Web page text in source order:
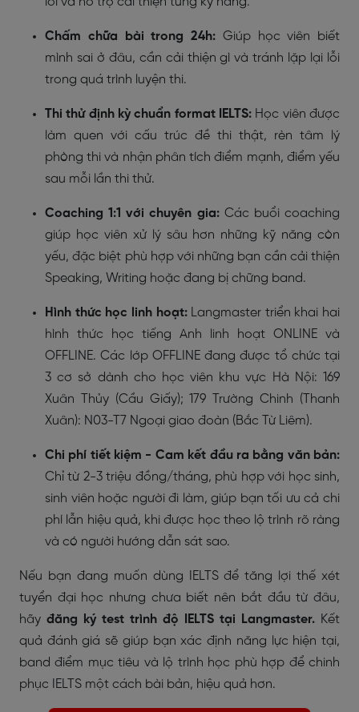
Chấm chữa bài trong 24h: Giúp học viên biết
mình sai ở đâu, cần cải thiện gì và tránh lặp lại lỗi
trong quá trình luyện thi.
Thi thử định kỳ chuẩn format IELTS: Học viên được
làm quen với cấu trúc đề thi thật, rèn tâm lý
phòng thi và nhận phân tích điểm mạnh, điểm yếu
sau mỗi lần thi thử.
Coaching 1:1 với chuyên gia:Các buổi coaching
giúp học viên xử lý sâu hơn những kỹ năng còn
yếu, đặc biệt phù hợp với những bạn cần cải thiện
Speaking, Writing hoặc đang bị chững band.
Hình thức học linh hoạt:Langmaster triển khai hai
hình thức học tiếng Anh linh hoạt ONLINE và
OFFLINE. Các lớp OFFLINE đang được tổ chức tại
3 cơ sở dành cho học viên khu vực Hà Nội: 169
Xuân Thủy (Cầu Giấy); 179 Trường Chinh (Thanh
Xuân): N03-T7 Ngoại giao đoàn (Bắc Từ Liêm).
Chi phí tiết kiệm - Cam kết đầu ra bằng văn bản:
Chỉ từ 2-3 triệu đồng/tháng, phù hợp với học sinh,
sinh viên hoặc người đi làm, giúp bạn tối ưu cả chi
phí lẫn hiệu quả, khi được học theo lộ trình rõ ràng
và có người hướng dẫn sát sao.
Nếu bạn đang muốn dùng IELTS để tăng lợi thế xét
tuyển đại học nhưng chưa biết nên bắt đầu từ đâu,
hãy đăng ký test trình độ IELTS tại Langmaster. Kết
quả đánh giá sẽ giúp bạn xác định năng lực hiện tại,
band điểm mục tiêu và lộ trình học phù hợp để chinh
phục IELTS một cách bài bản, hiệu quả hơn.